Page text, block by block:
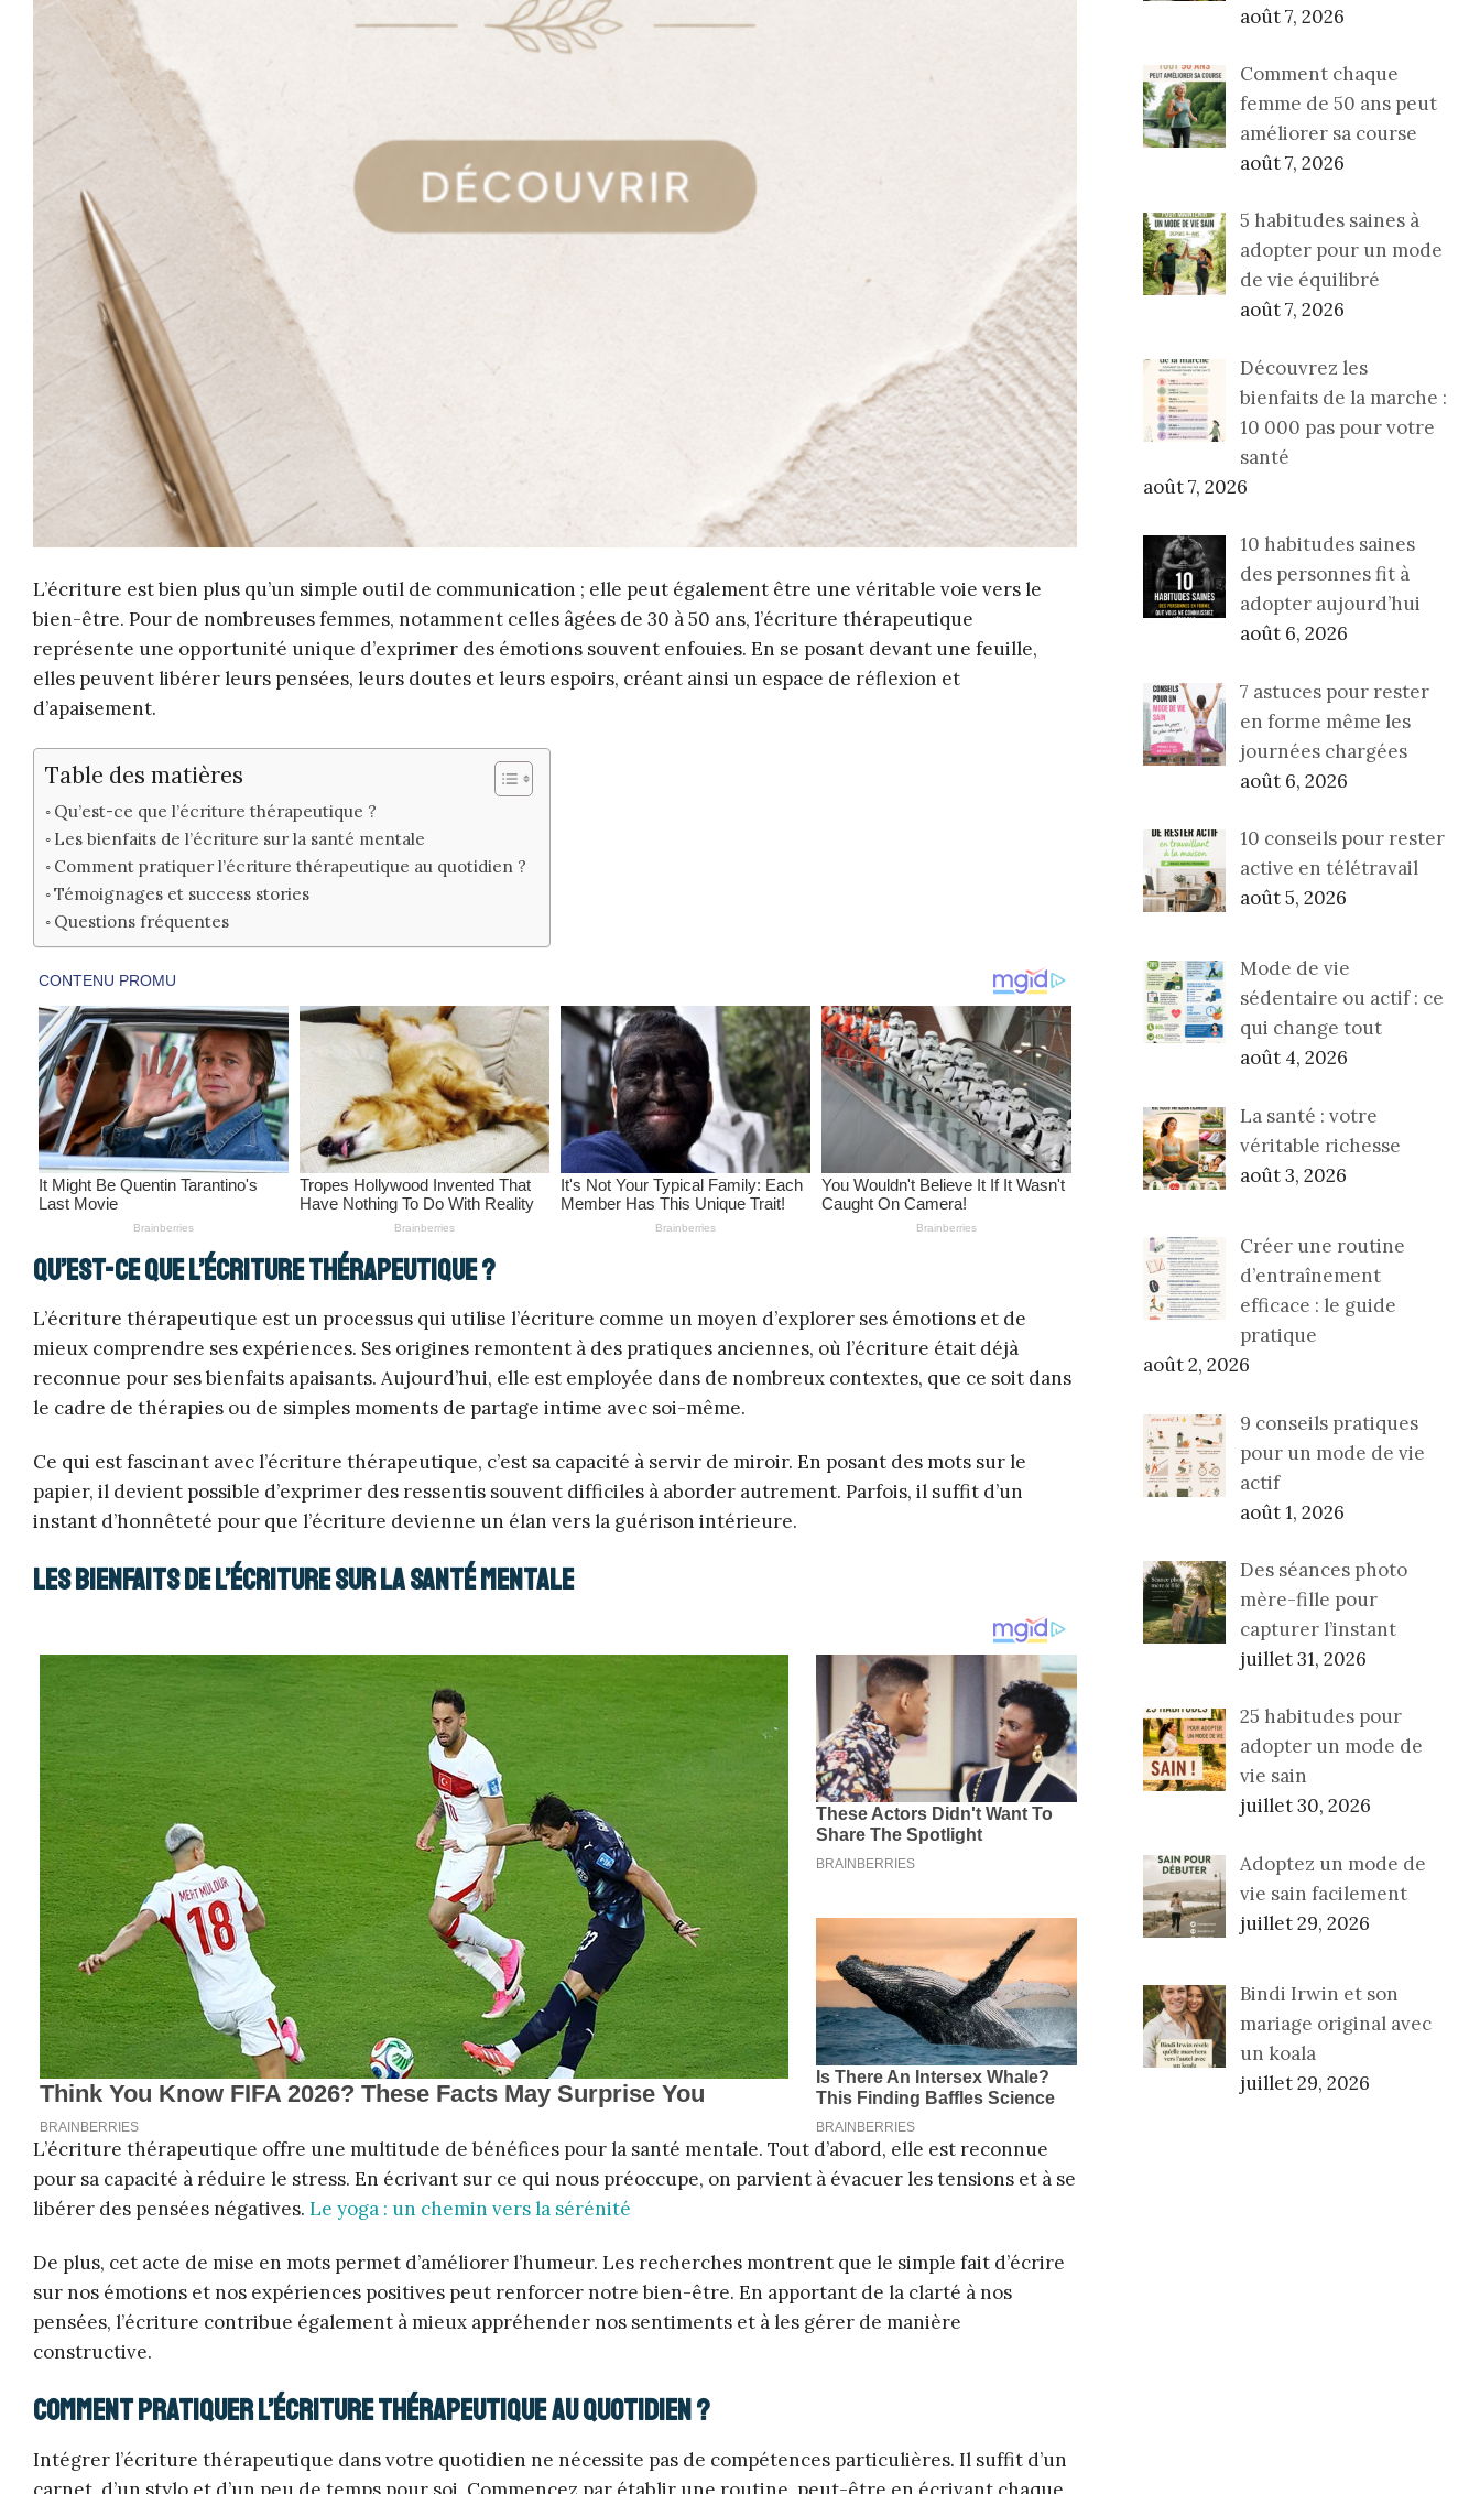
L’écriture est bien plus qu’un simple outil de communication ; elle peut également être une véritable voie vers le
bien-être. Pour de nombreuses femmes, notamment celles âgées de 30 à 50 ans, l’écriture thérapeutique
représente une opportunité unique d’exprimer des émotions souvent enfouies. En se posant devant une feuille,
elles peuvent libérer leurs pensées, leurs doutes et leurs espoirs, créant ainsi un espace de réflexion et
d’apaisement.
Table des matières
Qu’est-ce que l’écriture thérapeutique ?
Les bienfaits de l’écriture sur la santé mentale
Comment pratiquer l’écriture thérapeutique au quotidien ?
Témoignages et success stories
Questions fréquentes
Qu’est-ce que l’écriture thérapeutique ?
L’écriture thérapeutique est un processus qui utilise l’écriture comme un moyen d’explorer ses émotions et de
mieux comprendre ses expériences. Ses origines remontent à des pratiques anciennes, où l’écriture était déjà
reconnue pour ses bienfaits apaisants. Aujourd’hui, elle est employée dans de nombreux contextes, que ce soit dans
le cadre de thérapies ou de simples moments de partage intime avec soi-même.
Ce qui est fascinant avec l’écriture thérapeutique, c’est sa capacité à servir de miroir. En posant des mots sur le
papier, il devient possible d’exprimer des ressentis souvent difficiles à aborder autrement. Parfois, il suffit d’un
instant d’honnêteté pour que l’écriture devienne un élan vers la guérison intérieure.
Les bienfaits de l’écriture sur la santé mentale
L’écriture thérapeutique offre une multitude de bénéfices pour la santé mentale. Tout d’abord, elle est reconnue
pour sa capacité à réduire le stress. En écrivant sur ce qui nous préoccupe, on parvient à évacuer les tensions et à se
libérer des pensées négatives. Le yoga : un chemin vers la sérénité
De plus, cet acte de mise en mots permet d’améliorer l’humeur. Les recherches montrent que le simple fait d’écrire
sur nos émotions et nos expériences positives peut renforcer notre bien-être. En apportant de la clarté à nos
pensées, l’écriture contribue également à mieux appréhender nos sentiments et à les gérer de manière
constructive.
Comment pratiquer l’écriture thérapeutique au quotidien ?
Intégrer l’écriture thérapeutique dans votre quotidien ne nécessite pas de compétences particulières. Il suffit d’un
carnet, d’un stylo et d’un peu de temps pour soi. Commencez par établir une routine, peut-être en écrivant chaque
août 7, 2026
Comment chaque
femme de 50 ans peut
améliorer sa course
août 7, 2026
5 habitudes saines à
adopter pour un mode
de vie équilibré
août 7, 2026
Découvrez les
bienfaits de la marche :
10 000 pas pour votre
santé
août 7, 2026
10 habitudes saines
des personnes fit à
adopter aujourd’hui
août 6, 2026
7 astuces pour rester
en forme même les
journées chargées
août 6, 2026
10 conseils pour rester
active en télétravail
août 5, 2026
Mode de vie
sédentaire ou actif : ce
qui change tout
août 4, 2026
La santé : votre
véritable richesse
août 3, 2026
Créer une routine
d’entraînement
efficace : le guide
pratique
août 2, 2026
9 conseils pratiques
pour un mode de vie
actif
août 1, 2026
Des séances photo
mère-fille pour
capturer l’instant
juillet 31, 2026
25 habitudes pour
adopter un mode de
vie sain
juillet 30, 2026
Adoptez un mode de
vie sain facilement
juillet 29, 2026
Bindi Irwin et son
mariage original avec
un koala
juillet 29, 2026